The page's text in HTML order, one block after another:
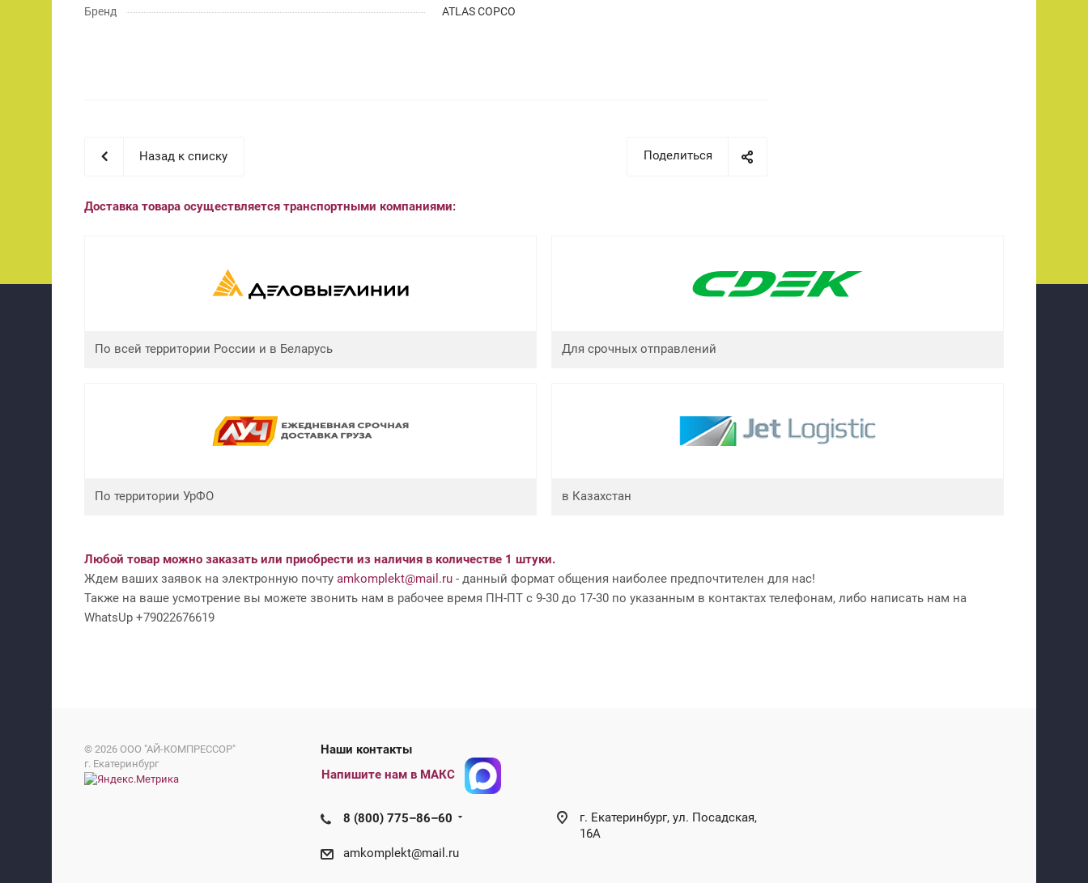
Бренд
ATLAS COPCO
Поделиться
Назад к списку
Доставка товара осуществляется транспортными компаниями:
По всей территории России и в Беларусь Для срочных отправлений
По территории УрФО в Казахстан
Любой товар можно заказать или приобрести из наличия в количестве 1 штуки.
Ждем ваших заявок на электронную почту amkomplekt@mail.ru - данный формат общения наиболее предпочтителен для нас!
Также на ваше усмотрение вы можете звонить нам в рабочее время ПН-ПТ с 9-30 до 17-30 по указанным в контактах телефонам, либо написать нам на
WhatsUp +79022676619
© 2026 ООО "АЙ-КОМПРЕССОР"
г. Екатеринбург
Наши контакты
Напишите нам в МАКС
8 (800) 775–86–60
amkomplekt@mail.ru
г. Екатеринбург, ул. Посадская,
16А